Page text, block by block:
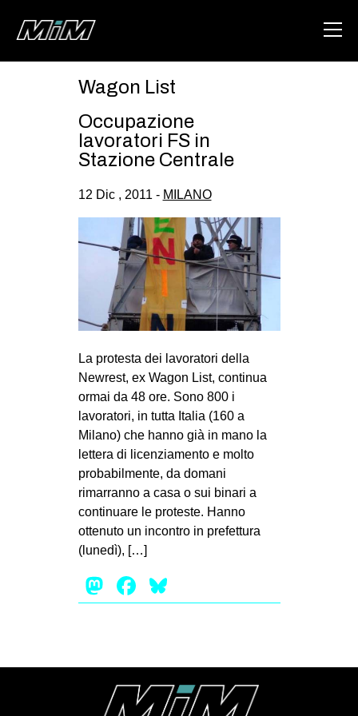
ABOUT
DEGENERAZIONE
GAZA FREESTYLE
CSOA LAMBRETTA
MSM
STUDENTI TSUNAMI
ZAM
MILANO
MOBILITAZIONI
SPAZI
SPORT POPOLARE
MOVIMENTI
AMBIENTE
ANTIFASCISMO
GENERI
STUDENTI
Wagon List
Occupazione
lavoratori FS in
Stazione Centrale
12 Dic , 2011 - MILANO
La protesta dei lavoratori della
Newrest, ex Wagon List, continua
ormai da 48 ore. Sono 800 i
lavoratori, in tutta Italia (160 a
Milano) che hanno già in mano la
lettera di licenziamento e molto
probabilmente, da domani
rimarranno a casa o sui binari a
continuare le proteste. Hanno
ottenuto un incontro in prefettura
(lunedì), […]
Mastodon
Facebook